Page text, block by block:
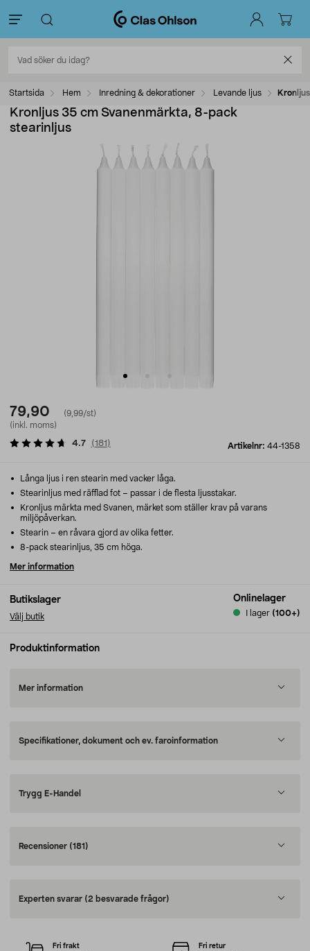
Startsida Hem Inredning & dekorationer Levande ljus
Kronljus 35 cm Svanenmärkta, 8-pack
stearinljus
79,90
(9,99/st)
(inkl. moms)
Artikelnr: 44-1358
4.7 (181 )
Butikslager
Välj butik
Onlinelager
I lager (100+)
Långa ljus i ren stearin med vacker låga.
Stearinljus med räfflad fot – passar i de flesta ljusstakar.
Kronljus märkta med Svanen, märket som ställer krav på varans
miljöpåverkan.
Stearin – en råvara gjord av olika fetter.
8-pack stearinljus, 35 cm höga.
Mer information
Produktinformation
Mer information
Specifikationer, dokument och ev. faroinformation
Trygg E-Handel
Recensioner (181)
Experten svarar (2 besvarade frågor)
Fri frakt Fri retur